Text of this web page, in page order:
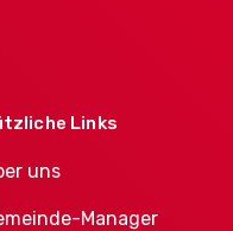
Links
uns
Manager